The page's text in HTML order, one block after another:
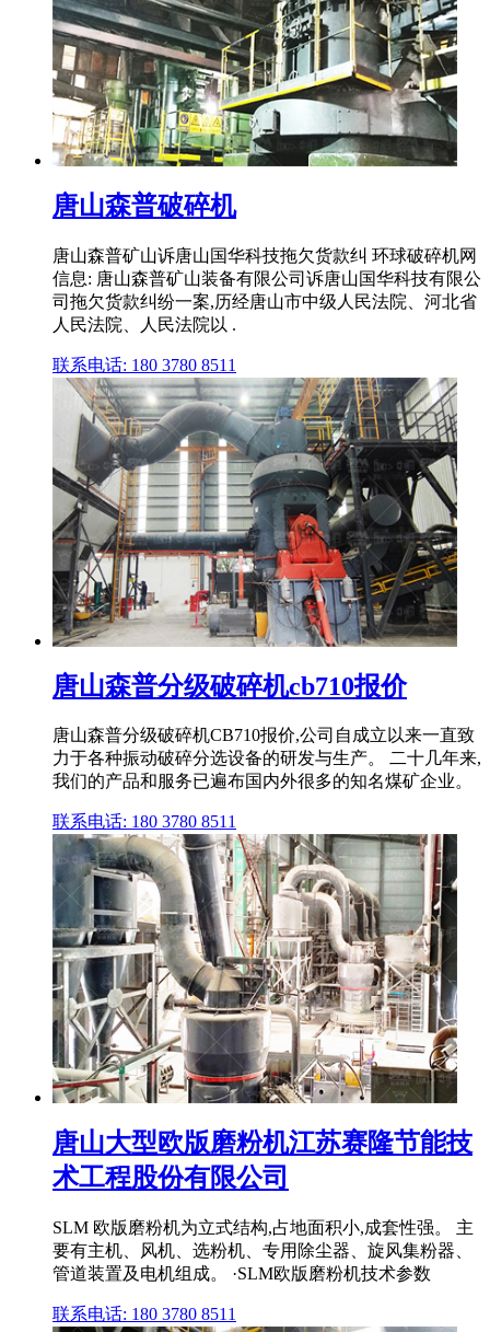
唐山森普破碎机
唐山森普矿山诉唐山国华科技拖欠货款纠 环球破碎机网
信息: 唐山森普矿山装备有限公司诉唐山国华科技有限公
司拖欠货款纠纷一案,历经唐山市中级人民法院、河北省
人民法院、人民法院以 .
联系电话: 180 3780 8511
唐山森普分级破碎机cb710报价
唐山森普分级破碎机CB710报价,公司自成立以来一直致
力于各种振动破碎分选设备的研发与生产。 二十几年来,
我们的产品和服务已遍布国内外很多的知名煤矿企业。
联系电话: 180 3780 8511
唐山大型欧版磨粉机江苏赛隆节能技
术工程股份有限公司
SLM 欧版磨粉机为立式结构,占地面积小,成套性强。 主
要有主机、风机、选粉机、专用除尘器、旋风集粉器、
管道装置及电机组成。 ·SLM欧版磨粉机技术参数
联系电话: 180 3780 8511